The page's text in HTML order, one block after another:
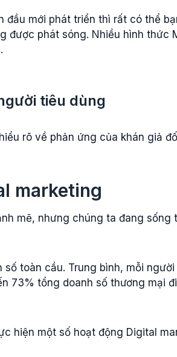
đầu mới phát triển thì rất có thể
được phát sóng. Nhiều hình thức
tiêu dùng
rõ về phản ứng của khán giả
marketing
mẽ, nhưng chúng ta đang sống
toàn cầu. Trung bình, mỗi
​​73% tổng doanh số thương mại
hiện một số hoạt động Digital